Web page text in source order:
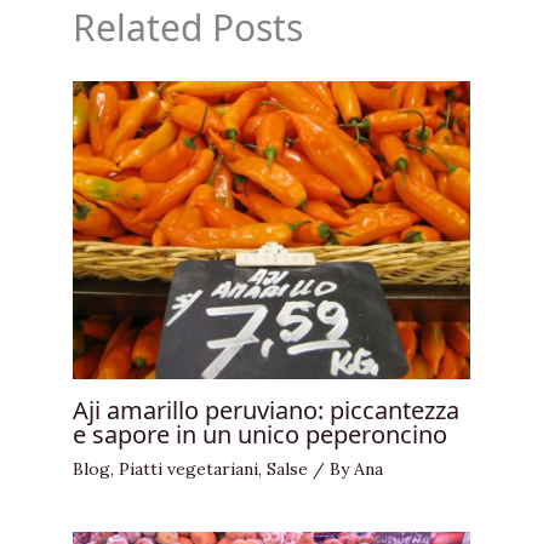
Related Posts
Aji amarillo peruviano: piccantezza
e sapore in un unico peperoncino
Blog, Piatti vegetariani, Salse / ByAna